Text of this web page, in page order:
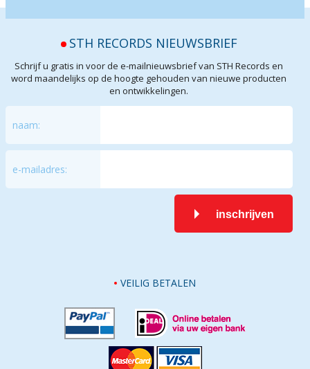
STH RECORDS NIEUWSBRIEF
Schrijf u gratis in voor de e-mailnieuwsbrief van STH Records en
word maandelijks op de hoogte gehouden van nieuwe producten
en ontwikkelingen.
naam:
e-mailadres:
inschrijven
VEILIG BETALEN